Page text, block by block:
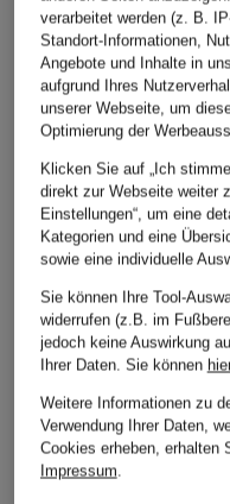
+Aktionsrabatt
COS
Oversized-Shirt mit 3/4-
29,99 €
Bestpreis:39 €
ÄHNLICHE ARTIKEL
verarbeitet werden (z. B.
Standort-Informationen,
Angebote und Inhalte in
aufgrund Ihres
unserer Webseite, um
Optimierung der
Klicken Sie auf „Ich
direkt zur Webseite weiter
Einstellungen“, um eine
Kategorien und eine
sowie eine individuelle
Sie können Ihre Tool-
widerrufen (z.B. im
jedoch keine Auswirkung
Ihrer Daten. Sie können
Weitere Informationen zu
Verwendung Ihrer Daten,
Cookies erheben, erhalten
Impressum.